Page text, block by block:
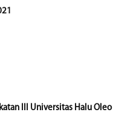
III Universitas Halu Oleo